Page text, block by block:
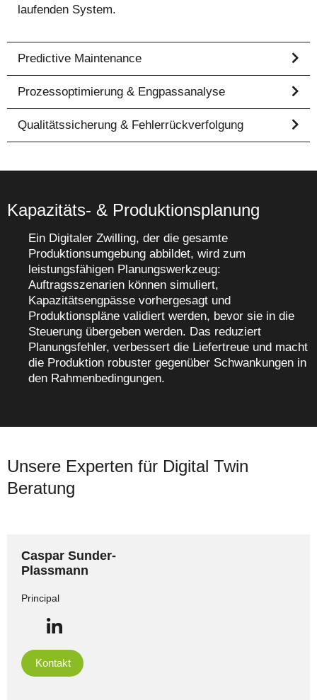
laufenden System.
Predictive Maintenance
Prozessoptimierung & Engpassanalyse
Qualitätssicherung & Fehlerrückverfolgung
Kapazitäts- & Produktionsplanung
Ein Digitaler Zwilling, der die gesamte
Produktionsumgebung abbildet, wird zum
leistungsfähigen Planungswerkzeug:
Auftragsszenarien können simuliert,
Kapazitätsengpässe vorhergesagt und
Produktionspläne validiert werden, bevor sie in die
Steuerung übergeben werden. Das reduziert
Planungsfehler, verbessert die Liefertreue und macht
die Produktion robuster gegenüber Schwankungen in
den Rahmenbedingungen.
Unsere Experten für Digital Twin
Beratung
Caspar Sunder-
Plassmann
Principal
Kontakt